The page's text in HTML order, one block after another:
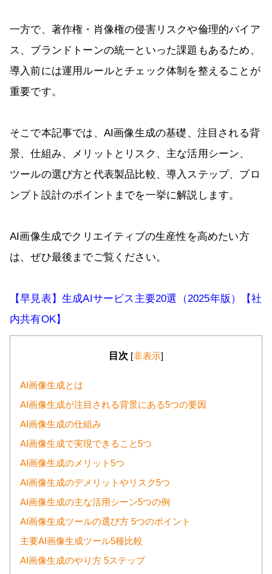
一方で、著作権・肖像権の侵害リスクや倫理的バイア
ス、ブランドトーンの統一といった課題もあるため、
導入前には運用ルールとチェック体制を整えることが
重要です。
そこで本記事では、AI画像生成の基礎、注目される背
景、仕組み、メリットとリスク、主な活用シーン、
ツールの選び方と代表製品比較、導入ステップ、プロ
ンプト設計のポイントまでを一挙に解説します。
AI画像生成でクリエイティブの生産性を高めたい方
は、ぜひ最後までご覧ください。
【早見表】生成AIサービス主要20選（2025年版）【社
内共有OK】
目次 [非表示]
AI画像生成とは
AI画像生成が注目される背景にある5つの要因
AI画像生成の仕組み
AI画像生成で実現できること5つ
AI画像生成のメリット5つ
AI画像生成のデメリットやリスク5つ
AI画像生成の主な活用シーン5つの例
AI画像生成ツールの選び方 5つのポイント
主要AI画像生成ツール5種比較
AI画像生成のやり方 5ステップ